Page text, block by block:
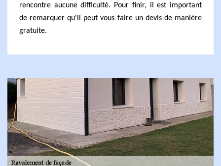
rencontre aucune difficulté. Pour finir, il est important
de remarquer qu'il peut vous faire un devis de manière
gratuite.